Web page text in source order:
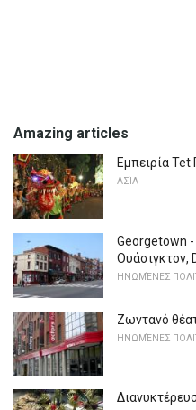
Amazing articles
Εμπειρία Tet
ΑΣΊΑ
Georgetown -
Ουάσιγκτον,
ΗΝΩΜΈΝΕΣ
Ζωντανό
ΗΝΩΜΈΝΕΣ